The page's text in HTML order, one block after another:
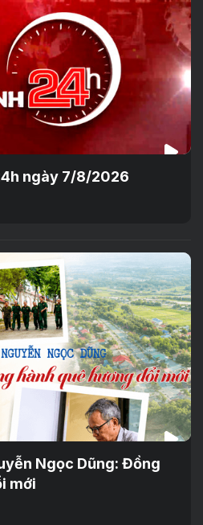
ngày 7/8/2026
Ngọc Dũng: Đồng
mới